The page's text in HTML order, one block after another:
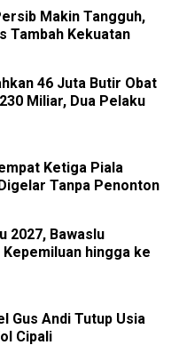
Makin Tangguh,
Tambah Kekuatan
46 Juta Butir Obat
Miliar, Dua Pelaku
Ketiga Piala
Tanpa Penonton
2027, Bawaslu
hingga ke
Gus Andi Tutup Usia
Cipali